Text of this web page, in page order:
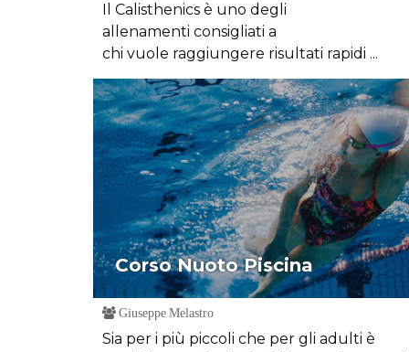
Il Calisthenics è uno degli
allenamenti consigliati a
chi vuole raggiungere risultati rapidi ...
Corso Nuoto Piscina
Giuseppe Melastro
Sia per i più piccoli che per gli adulti è